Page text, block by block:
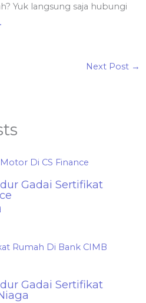
Yuk langsung saja hubungi
Next Post →
Gadai Sertifikat
Gadai Sertifikat